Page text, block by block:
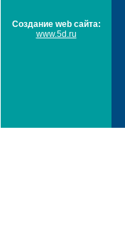
Создание web сайта:
www.5d.ru